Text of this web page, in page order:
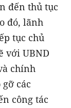
đến thủ tục
đó, lãnh
tục chủ
với UBND
chính
các
công tác